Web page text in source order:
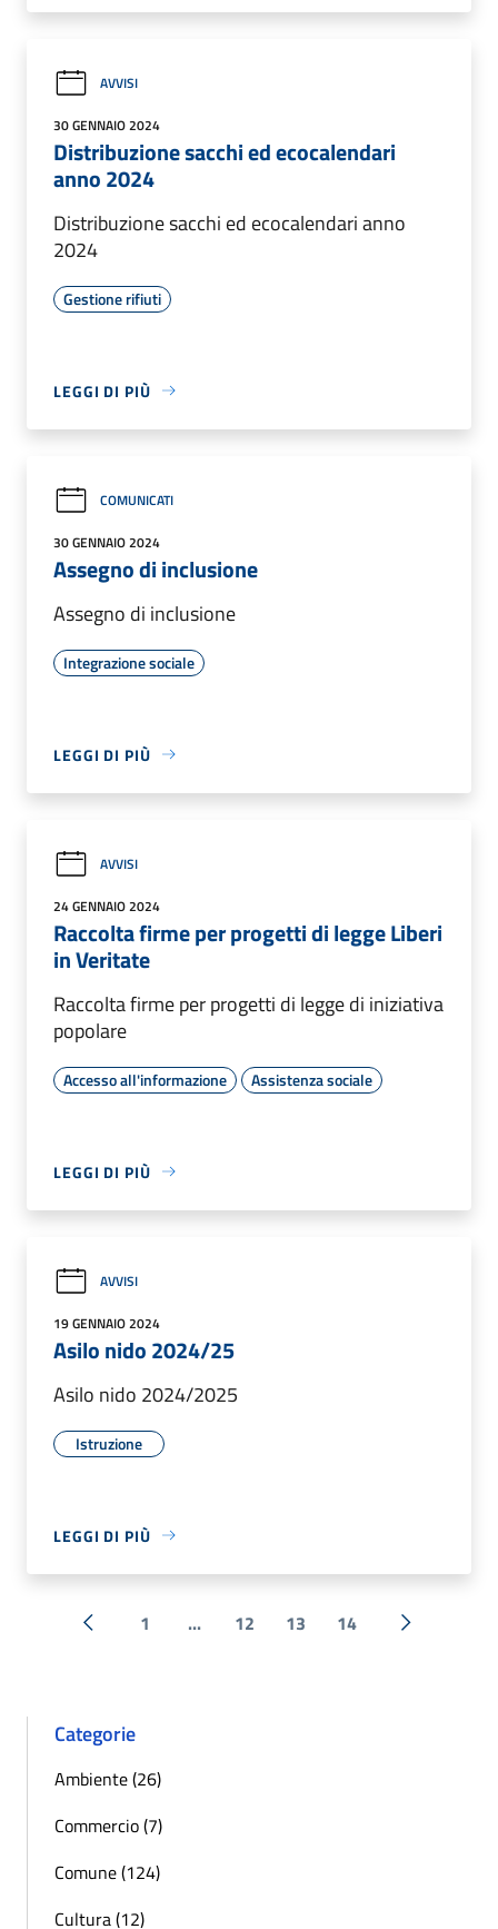
AVVISI
30 GENNAIO 2024
Distribuzione sacchi ed ecocalendari
anno 2024
Distribuzione sacchi ed ecocalendari anno
2024
Gestione rifiuti
LEGGI DI PIÙ
COMUNICATI
30 GENNAIO 2024
Assegno di inclusione
Assegno di inclusione
Integrazione sociale
LEGGI DI PIÙ
AVVISI
24 GENNAIO 2024
Raccolta firme per progetti di legge Liberi
in Veritate
Raccolta firme per progetti di legge di iniziativa
popolare
Accesso all'informazione Assistenza sociale
LEGGI DI PIÙ
AVVISI
19 GENNAIO 2024
Asilo nido 2024/25
Asilo nido 2024/2025
Istruzione
LEGGI DI PIÙ
« Precedente
1 ... 12 13 14 Successiva
Categorie
Ambiente (26)
Commercio (7)
Comune (124)
Cultura (12)